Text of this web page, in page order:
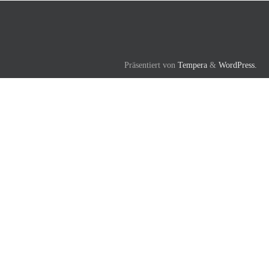
Präsentiert von Tempera & WordPress.